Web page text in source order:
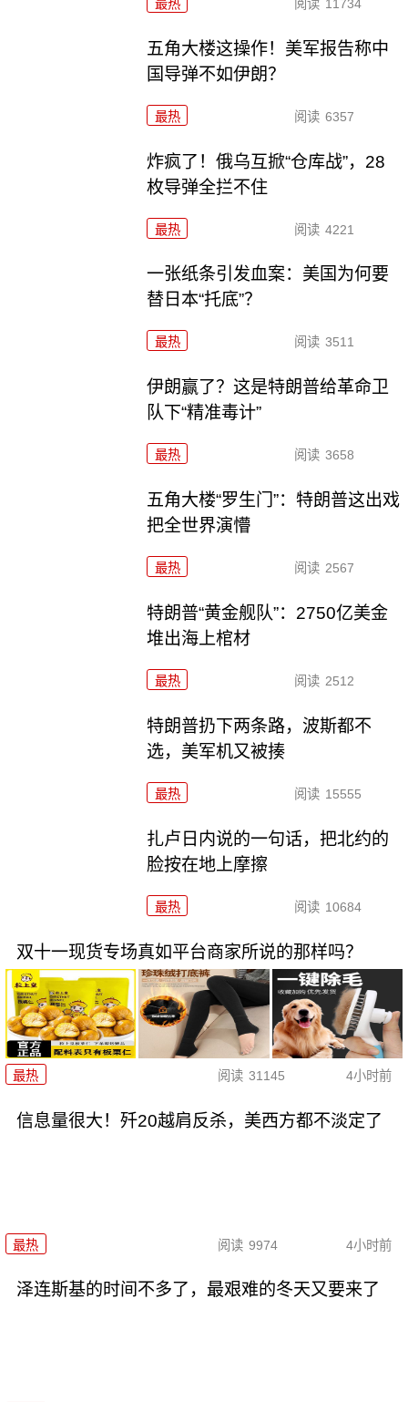
最热 阅读 11734
五角大楼这操作！美军报告称中
国导弹不如伊朗？
最热 阅读 6357
炸疯了！俄乌互掀“仓库战”，28
枚导弹全拦不住
最热 阅读 4221
一张纸条引发血案：美国为何要
替日本“托底”？
最热 阅读 3511
伊朗赢了？这是特朗普给革命卫
队下“精准毒计”
最热 阅读 3658
五角大楼“罗生门”：特朗普这出戏
把全世界演懵
最热 阅读 2567
特朗普“黄金舰队”：2750亿美金
堆出海上棺材
最热 阅读 2512
特朗普扔下两条路，波斯都不
选，美军机又被揍
最热 阅读 15555
扎卢日内说的一句话，把北约的
脸按在地上摩擦
最热 阅读 10684
双十一现货专场真如平台商家所说的那样吗？
最热 阅读 31145 4小时前
信息量很大！歼20越肩反杀，美西方都不淡定了
最热 阅读 9974 4小时前
泽连斯基的时间不多了，最艰难的冬天又要来了